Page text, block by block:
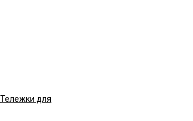
Тележки для